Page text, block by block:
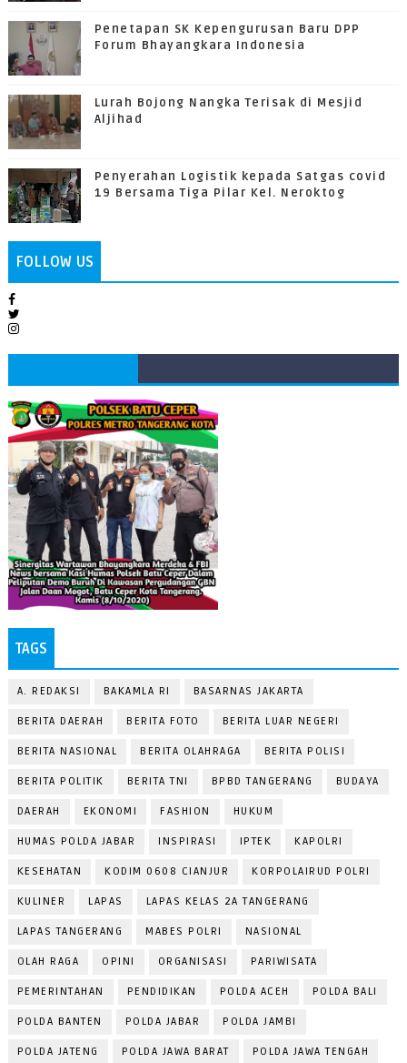
Penetapan SK Kepengurusan Baru DPP
Forum Bhayangkara Indonesia
Lurah Bojong Nangka Terisak di Mesjid
Aljihad
Penyerahan Logistik kepada Satgas covid
19 Bersama Tiga Pilar Kel. Neroktog
FOLLOW US
TAGS
A. REDAKSI BAKAMLA RI BASARNAS JAKARTA
BERITA DAERAH BERITA FOTO BERITA LUAR NEGERI
BERITA NASIONAL BERITA OLAHRAGA BERITA POLISI
BERITA POLITIK BERITA TNI BPBD TANGERANG BUDAYA
DAERAH EKONOMI FASHION HUKUM
HUMAS POLDA JABAR INSPIRASI IPTEK KAPOLRI
KESEHATAN KODIM 0608 CIANJUR KORPOLAIRUD POLRI
KULINER LAPAS LAPAS KELAS 2A TANGERANG
LAPAS TANGERANG MABES POLRI NASIONAL
OLAH RAGA OPINI ORGANISASI PARIWISATA
PEMERINTAHAN PENDIDIKAN POLDA ACEH POLDA BALI
POLDA BANTEN POLDA JABAR POLDA JAMBI
POLDA JATENG POLDA JAWA BARAT POLDA JAWA TENGAH